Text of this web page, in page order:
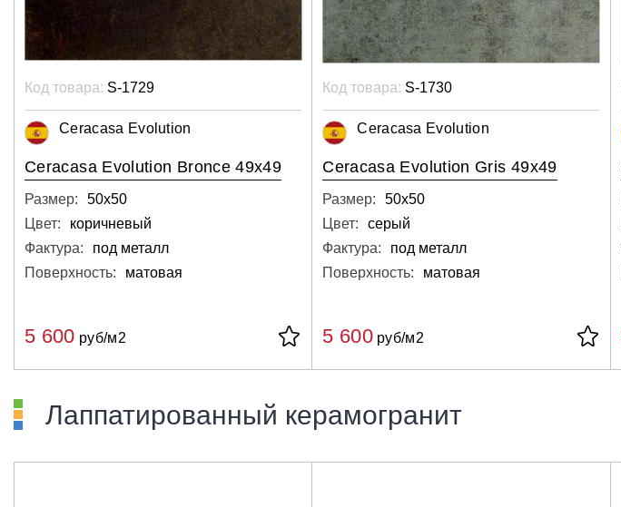
Код товара: S-1729
Ceracasa Evolution
Ceracasa Evolution Bronce 49x49
Размер:
50х50
Цвет:
коричневый
Фактура:
под металл
Поверхность:
матовая
5 600 руб/м2
Код товара: S-1730
Ceracasa Evolution
Ceracasa Evolution Gris 49x49
Размер:
50х50
Цвет:
серый
Фактура:
под металл
Поверхность:
матовая
5 600руб/м2
Лаппатированный керамогранит